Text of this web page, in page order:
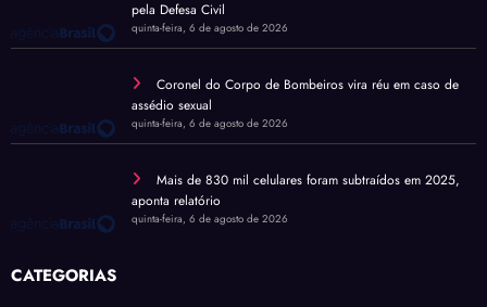
pela Defesa Civil
quinta-feira, 6 de agosto de 2026
Coronel do Corpo de Bombeiros vira réu em caso de
assédio sexual
quinta-feira, 6 de agosto de 2026
Mais de 830 mil celulares foram subtraídos em 2025,
aponta relatório
quinta-feira, 6 de agosto de 2026
CATEGORIAS